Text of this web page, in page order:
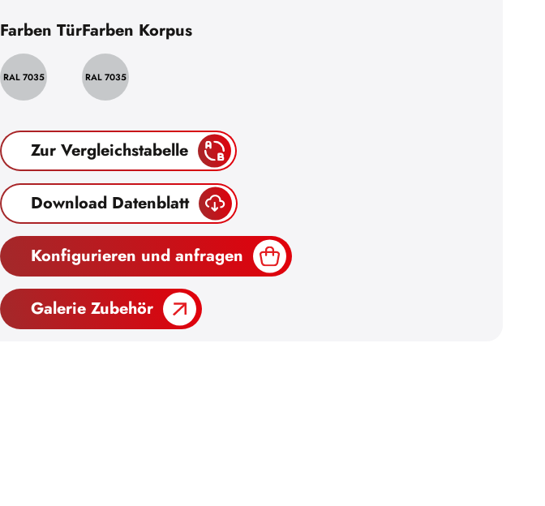
Farben Tür
RAL 7035
Farben Korpus
RAL 7035
Zur Vergleichstabelle
Download Datenblatt
Konfigurieren und anfragen
Galerie Zubehör